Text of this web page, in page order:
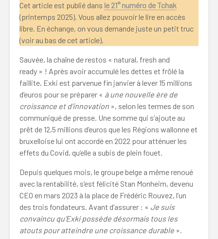
Cet article est publié dans le 21° numéro de Tchak
(printemps 2025). Vous allez pouvoir le lire en accès
libre. En échange, on vous demande juste un petit truc
(voir au bas de cet article).
Sauvée, la chaîne de restos « natural, fresh and
ready » ! Après avoir accumulé les dettes et frôlé la
faillite, Exki est parvenue fin janvier à lever 15 millions
d’euros pour se préparer « à une nouvelle ère de
croissance et d’innovation », selon les termes de son
communiqué de presse. Une somme qui s’ajoute au
prêt de 12,5 millions d’euros que les Régions wallonne et
bruxelloise lui ont accordé en 2022 pour atténuer les
effets du Covid, qu’elle a subis de plein fouet.
Depuis quelques mois, le groupe belge a même renoué
avec la rentabilité, s’est félicité Stan Monheim, devenu
CEO en mars 2023 à la place de Frédéric Rouvez, l’un
des trois fondateurs. Avant d’assurer : « Je suis
convaincu qu’Exki possède désormais tous les
atouts pour atteindre une croissance durable ».